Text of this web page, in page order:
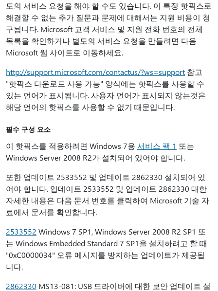
도의 서비스 요청을 해야 할 수도 있습니다. 이 특정 핫픽스로
해결할 수 없는 추가 질문과 문제에 대해서는 지원 비용이 청
구됩니다. Microsoft 고객 서비스 및 지원 전화 번호의 전체
목록을 확인하거나 별도의 서비스 요청을 만들려면 다음
Microsoft 웹 사이트로 이동하세요.
http://support.microsoft.com/contactus/?ws=support 참고
"핫픽스 다운로드 사용 가능" 양식에는 핫픽스를 사용할 수
있는 언어가 표시됩니다. 사용자 언어가 표시되지 않는것은
해당 언어의 핫픽스를 사용할 수 없기 때문입니다.
필수 구성 요소
이 핫픽스를 적용하려면 Windows 7용 서비스 팩 1 또는
Windows Server 2008 R2가 설치되어 있어야 합니다.
또한 업데이트 2533552 및 업데이트 2862330 설치되어 있
어야 합니다. 업데이트 2533552 및 업데이트 2862330 대한
자세한 내용은 다음 문서 번호를 클릭하여 Microsoft 기술 자
료에서 문서를 확인합니다.
2533552 Windows 7 SP1, Windows Server 2008 R2 SP1 또
는 Windows Embedded Standard 7 SP1을 설치하려고 할 때
"0xC0000034" 오류 메시지를 방지하는 업데이트가 제공됩
니다.
2862330 MS13-081: USB 드라이버에 대한 보안 업데이트 설